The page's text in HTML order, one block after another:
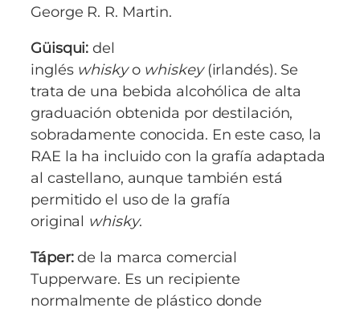
George R. R. Martin.
Güisqui: del
inglés whiskyo whiskey(irlandés). Se
trata de una bebida alcohólica de alta
graduación obtenida por destilación,
sobradamente conocida. En este caso, la
RAE la ha incluido con la grafía adaptada
al castellano, aunque también está
permitido el uso de la grafía
original whisky.
Táper:de la marca comercial
Tupperware. Es un recipiente
normalmente de plástico donde